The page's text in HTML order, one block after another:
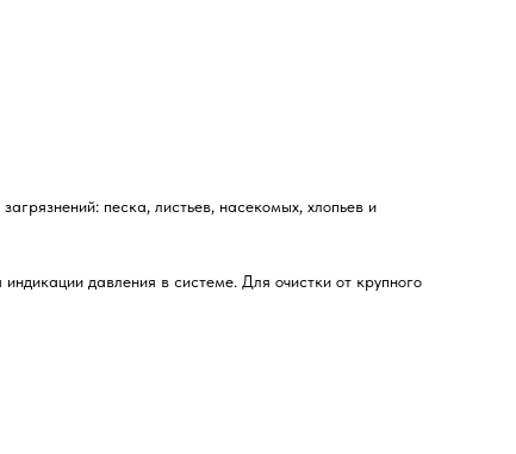
песка, листьев, насекомых, хлопьев и
давления в системе. Для очистки от крупного